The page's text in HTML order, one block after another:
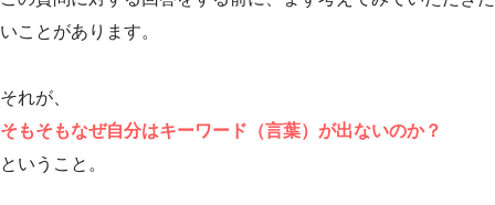
いことがあります。
それが、
そもそもなぜ自分はキーワード（言葉）が出ないのか？
ということ。